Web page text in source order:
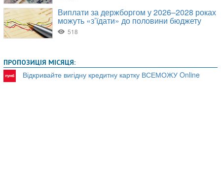
ПРОПОЗИЦІЯ МІСЯЦЯ:
Відкривайте вигідну кредитну картку ВСЕМОЖУ Online